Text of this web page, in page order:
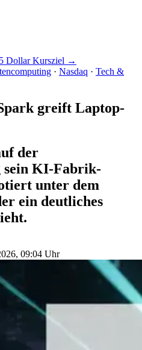
Dollar Kursziel →
· Nasdaq · Tech &
greift Laptop-
der
sein KI-Fabrik-
unter dem
ein deutliches
09:04 Uhr